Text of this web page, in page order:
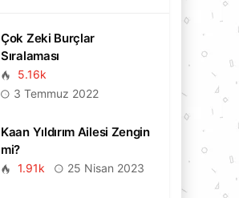
Çok Zeki Burçlar
Sıralaması
5.16k
3 Temmuz 2022
Kaan Yıldırım Ailesi Zengin
mi?
1.91k 25 Nisan 2023